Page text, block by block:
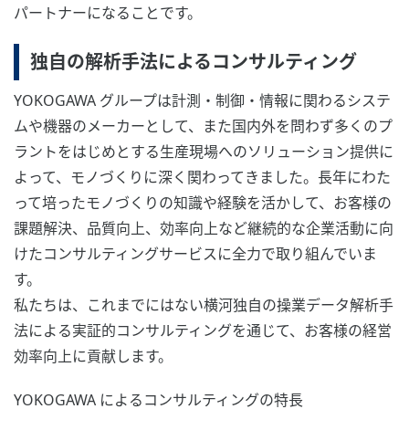
パートナーになることです。
独自の解析手法によるコンサルティング
YOKOGAWA グループは計測・制御・情報に関わるシステ
ムや機器のメーカーとして、また国内外を問わず多くのプ
ラントをはじめとする生産現場へのソリューション提供に
よって、モノづくりに深く関わってきました。長年にわた
って培ったモノづくりの知識や経験を活かして、お客様の
課題解決、品質向上、効率向上など継続的な企業活動に向
けたコンサルティングサービスに全力で取り組んでいま
す。
私たちは、これまでにはない横河独自の操業データ解析手
法による実証的コンサルティングを通じて、お客様の経営
効率向上に貢献します。
YOKOGAWA によるコンサルティングの特長